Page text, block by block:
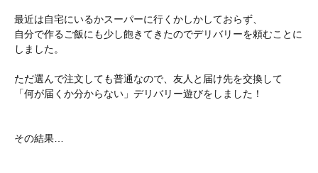
最近は自宅にいるかスーパーに行くかしかしておらず、
自分で作るご飯にも少し飽きてきたのでデリバリーを頼むことに
しました。
ただ選んで注文しても普通なので、友人と届け先を交換して
「何が届くか分からない」デリバリー遊びをしました！
その結果…